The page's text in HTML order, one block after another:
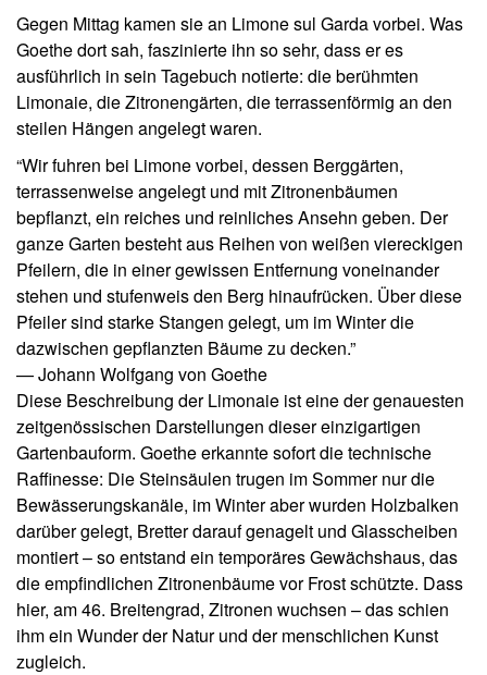
Gegen Mittag kamen sie an Limone sul Garda vorbei. Was
Goethe dort sah, faszinierte ihn so sehr, dass er es
ausführlich in sein Tagebuch notierte: die berühmten
Limonaie, die Zitronengärten, die terrassenförmig an den
steilen Hängen angelegt waren.
“Wir fuhren bei Limone vorbei, dessen Berggärten,
terrassenweise angelegt und mit Zitronenbäumen
bepflanzt, ein reiches und reinliches Ansehn geben. Der
ganze Garten besteht aus Reihen von weißen viereckigen
Pfeilern, die in einer gewissen Entfernung voneinander
stehen und stufenweis den Berg hinaufrücken. Über diese
Pfeiler sind starke Stangen gelegt, um im Winter die
dazwischen gepflanzten Bäume zu decken.”
— Johann Wolfgang von Goethe
Diese Beschreibung der Limonaie ist eine der genauesten
zeitgenössischen Darstellungen dieser einzigartigen
Gartenbauform. Goethe erkannte sofort die technische
Raffinesse: Die Steinsäulen trugen im Sommer nur die
Bewässerungskanäle, im Winter aber wurden Holzbalken
darüber gelegt, Bretter darauf genagelt und Glasscheiben
montiert – so entstand ein temporäres Gewächshaus, das
die empfindlichen Zitronenbäume vor Frost schützte. Dass
hier, am 46. Breitengrad, Zitronen wuchsen – das schien
ihm ein Wunder der Natur und der menschlichen Kunst
zugleich.